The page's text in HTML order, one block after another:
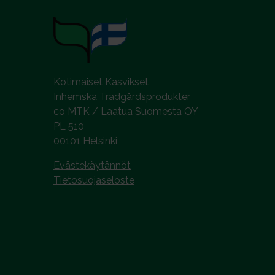
Kotimaiset Kasvikset
Inhemska Trädgårdsprodukter
co MTK / Laatua Suomesta OY
PL 510
00101 Helsinki
Evästekäytännöt
Tietosuojaseloste